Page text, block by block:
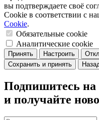
вы подтверждаете своё
Cookie в соответствии с
Cookie.
Обязательные cookie
Аналитические cookie
Принять Настроить
Сохранить и принять
Подпишитесь
и получайте